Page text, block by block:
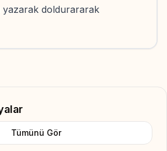
yazarak doldurararak
Tümünü Gör
Add to